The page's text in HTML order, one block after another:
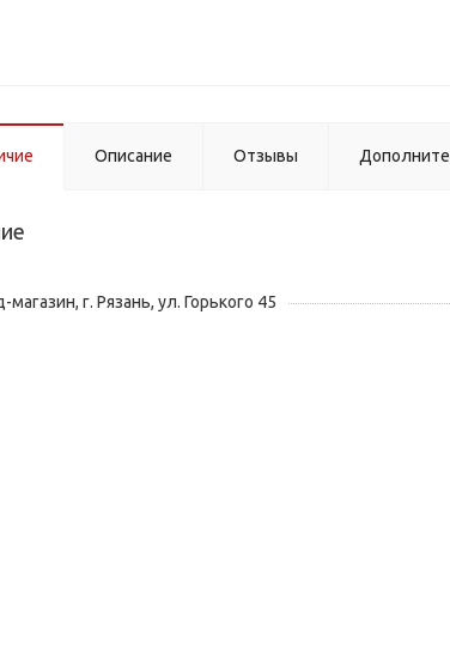
Описание Отзывы
магазин, г. Рязань, ул. Горького 45